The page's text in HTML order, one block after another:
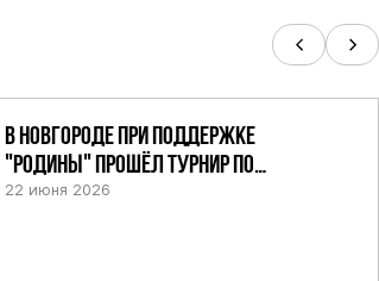
В НОВГОРОДЕ ПРИ ПОДДЕРЖКЕ
"РОДИНЫ" ПРОШЁЛ ТУРНИР ПО
ШАХМАТАМ СРЕДИ СИЛОВИКОВ
22 июня 2026